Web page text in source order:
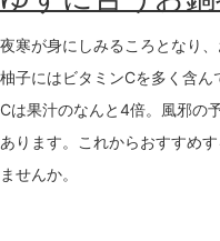
夜寒が身にしみるころとなり、
柚子にはビタミンCを多く含
Cは果汁のなんと4倍。風邪の
あります。これからおすすめ
ませんか。